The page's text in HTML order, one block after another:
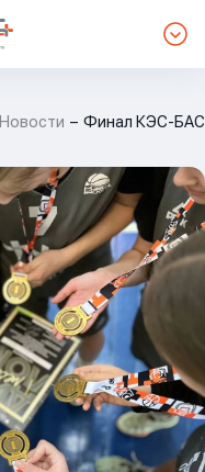
Новости Финал КЭС-